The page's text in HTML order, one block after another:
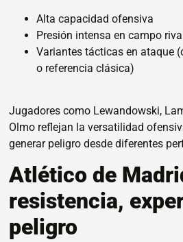
Alta capacidad ofensiva
Presión intensa en campo
Variantes tácticas en ataque
o referencia clásica)
Jugadores como Lewandowski,
Olmo reflejan la versatilidad
generar peligro desde diferentes
Atlético de
resistencia,
peligro